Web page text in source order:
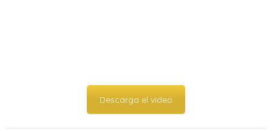
Descarga el video